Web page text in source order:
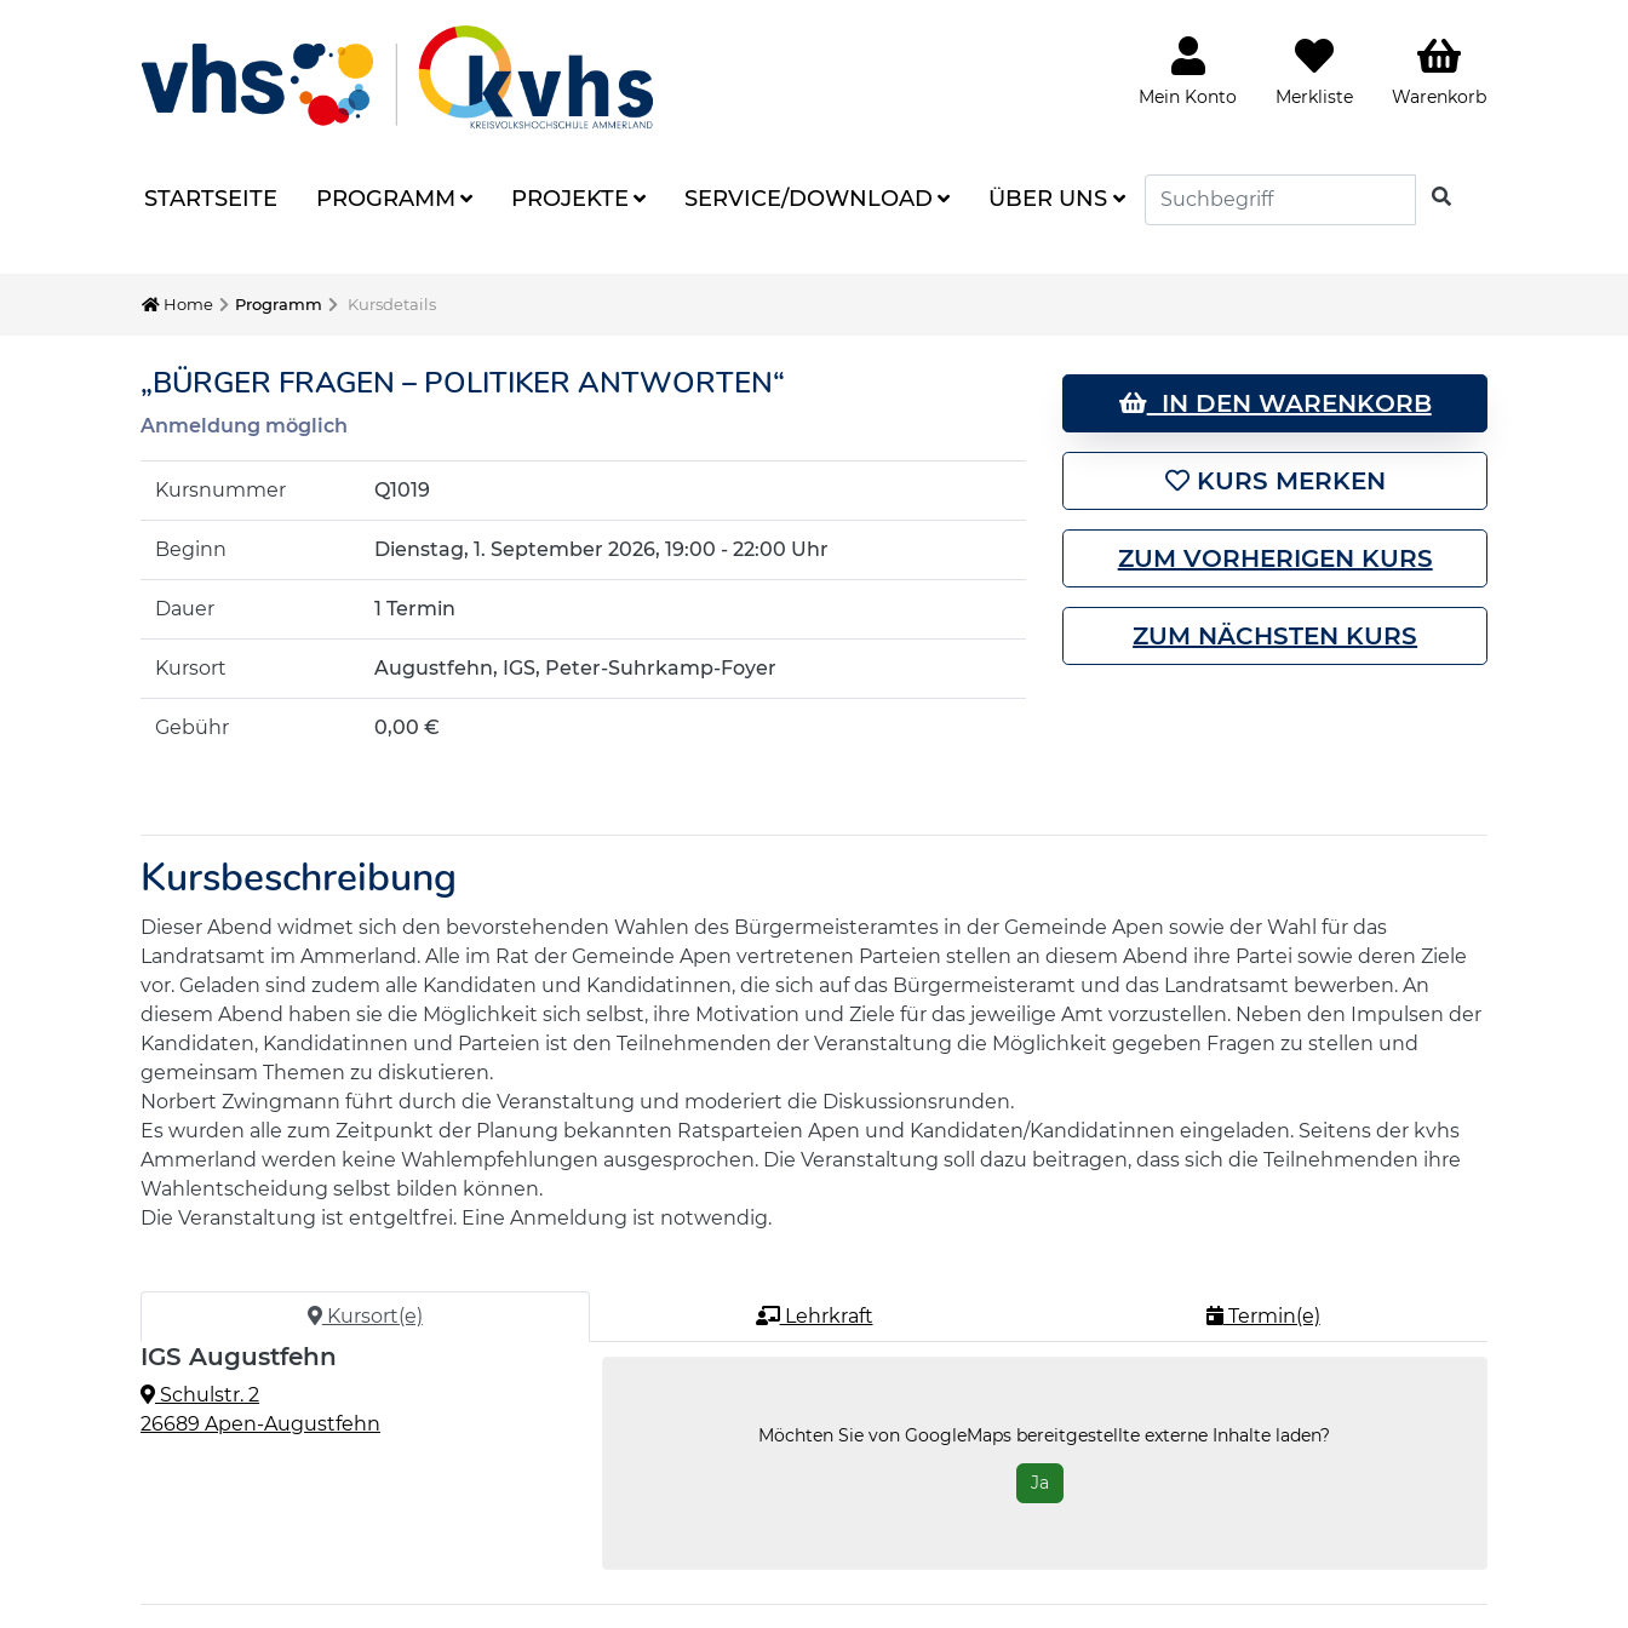
Mein Konto Merkliste Warenkorb
STARTSEITE PROGRAMM PROJEKTE SERVICE/DOWNLOAD ÜBER UNS SUCHEN
Home Programm Kursdetails
„BÜRGER FRAGEN – POLITIKER ANTWORTEN“
Anmeldung möglich
Kursnummer Q1019
Beginn Dienstag, 1. September 2026, 19:00 - 22:00 Uhr
Dauer 1 Termin
Kursort Augustfehn, IGS, Peter-Suhrkamp-Foyer
Gebühr 0,00 €
IN DEN WARENKORB
KURS MERKEN
ZUM VORHERIGEN KURS
ZUM NÄCHSTEN KURS
Kursbeschreibung
Dieser Abend widmet sich den bevorstehenden Wahlen des Bürgermeisteramtes in der Gemeinde Apen sowie der Wahl für das
Landratsamt im Ammerland. Alle im Rat der Gemeinde Apen vertretenen Parteien stellen an diesem Abend ihre Partei sowie deren Ziele
vor. Geladen sind zudem alle Kandidaten und Kandidatinnen, die sich auf das Bürgermeisteramt und das Landratsamt bewerben. An
diesem Abend haben sie die Möglichkeit sich selbst, ihre Motivation und Ziele für das jeweilige Amt vorzustellen. Neben den Impulsen der
Kandidaten, Kandidatinnen und Parteien ist den Teilnehmenden der Veranstaltung die Möglichkeit gegeben Fragen zu stellen und
gemeinsam Themen zu diskutieren.
Norbert Zwingmann führt durch die Veranstaltung und moderiert die Diskussionsrunden.
Es wurden alle zum Zeitpunkt der Planung bekannten Ratsparteien Apen und Kandidaten/Kandidatinnen eingeladen. Seitens der kvhs
Ammerland werden keine Wahlempfehlungen ausgesprochen. Die Veranstaltung soll dazu beitragen, dass sich die Teilnehmenden ihre
Wahlentscheidung selbst bilden können.
Die Veranstaltung ist entgeltfrei. Eine Anmeldung ist notwendig.
Kursort(e) Lehrkraft Termin(e)
IGS Augustfehn
Schulstr. 2
26689 Apen-Augustfehn
Möchten Sie vonGoogleMaps bereitgestellte externe Inhalte laden?
Ja